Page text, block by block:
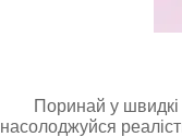
Поринай у швидкі
насолоджуйся